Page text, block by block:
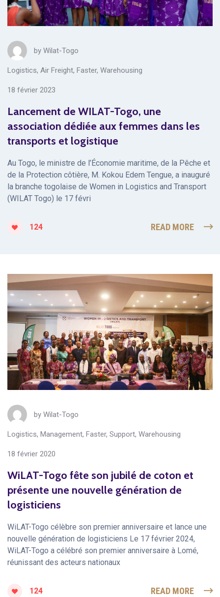
by Wilat-Togo
Logistics, Air Freight, Faster, Warehousing
18 février 2023
Lancement de WILAT-Togo, une
association dédiée aux femmes dans les
transports et logistique
Au Togo, le ministre de l’Économie maritime, de la Pêche et
de la Protection côtière, M. Kokou Edem Tengue, a inauguré
la branche togolaise de Women in Logistics and Transport
(WILAT Togo) le 17 févri
124 READ MORE
by Wilat-Togo
Logistics, Management, Faster, Support, Warehousing
18 février 2020
WiLAT-Togo fête son jubilé de coton et
présente une nouvelle génération de
logisticiens
WiLAT-Togo célèbre son premier anniversaire et lance une
nouvelle génération de logisticiens Le 17 février 2024,
WiLAT-Togo a célébré son premier anniversaire à Lomé,
réunissant des acteurs nationaux
124 READ MORE